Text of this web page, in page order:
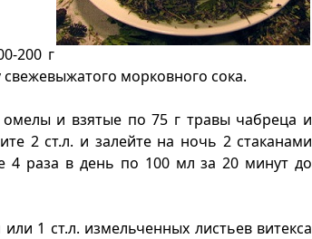
200 г
морковного сока.
и взятые по 75 г травы чабреца и
2 ст.л. и залейте на ночь 2 стаканами
4 раза в день по 100 мл за 20 минут до
1 ст.л. измельченных листьев витекса